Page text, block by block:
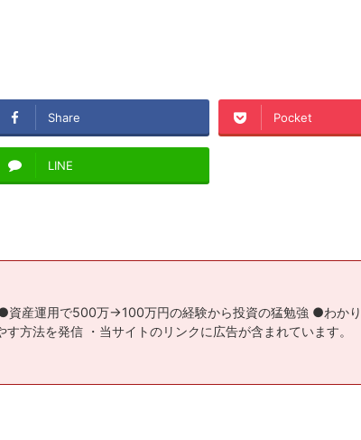
Share Pocket
LINE
資産運用で500万→100万円の経験から投資の猛勉強 ●わか
方法を発信 ・当サイトのリンクに広告が含まれています。